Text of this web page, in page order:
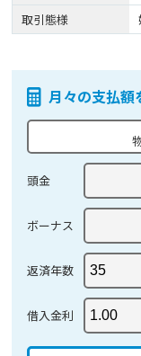
取引態様
月々の支払額
頭金
ボーナス
返済年数
借入金利